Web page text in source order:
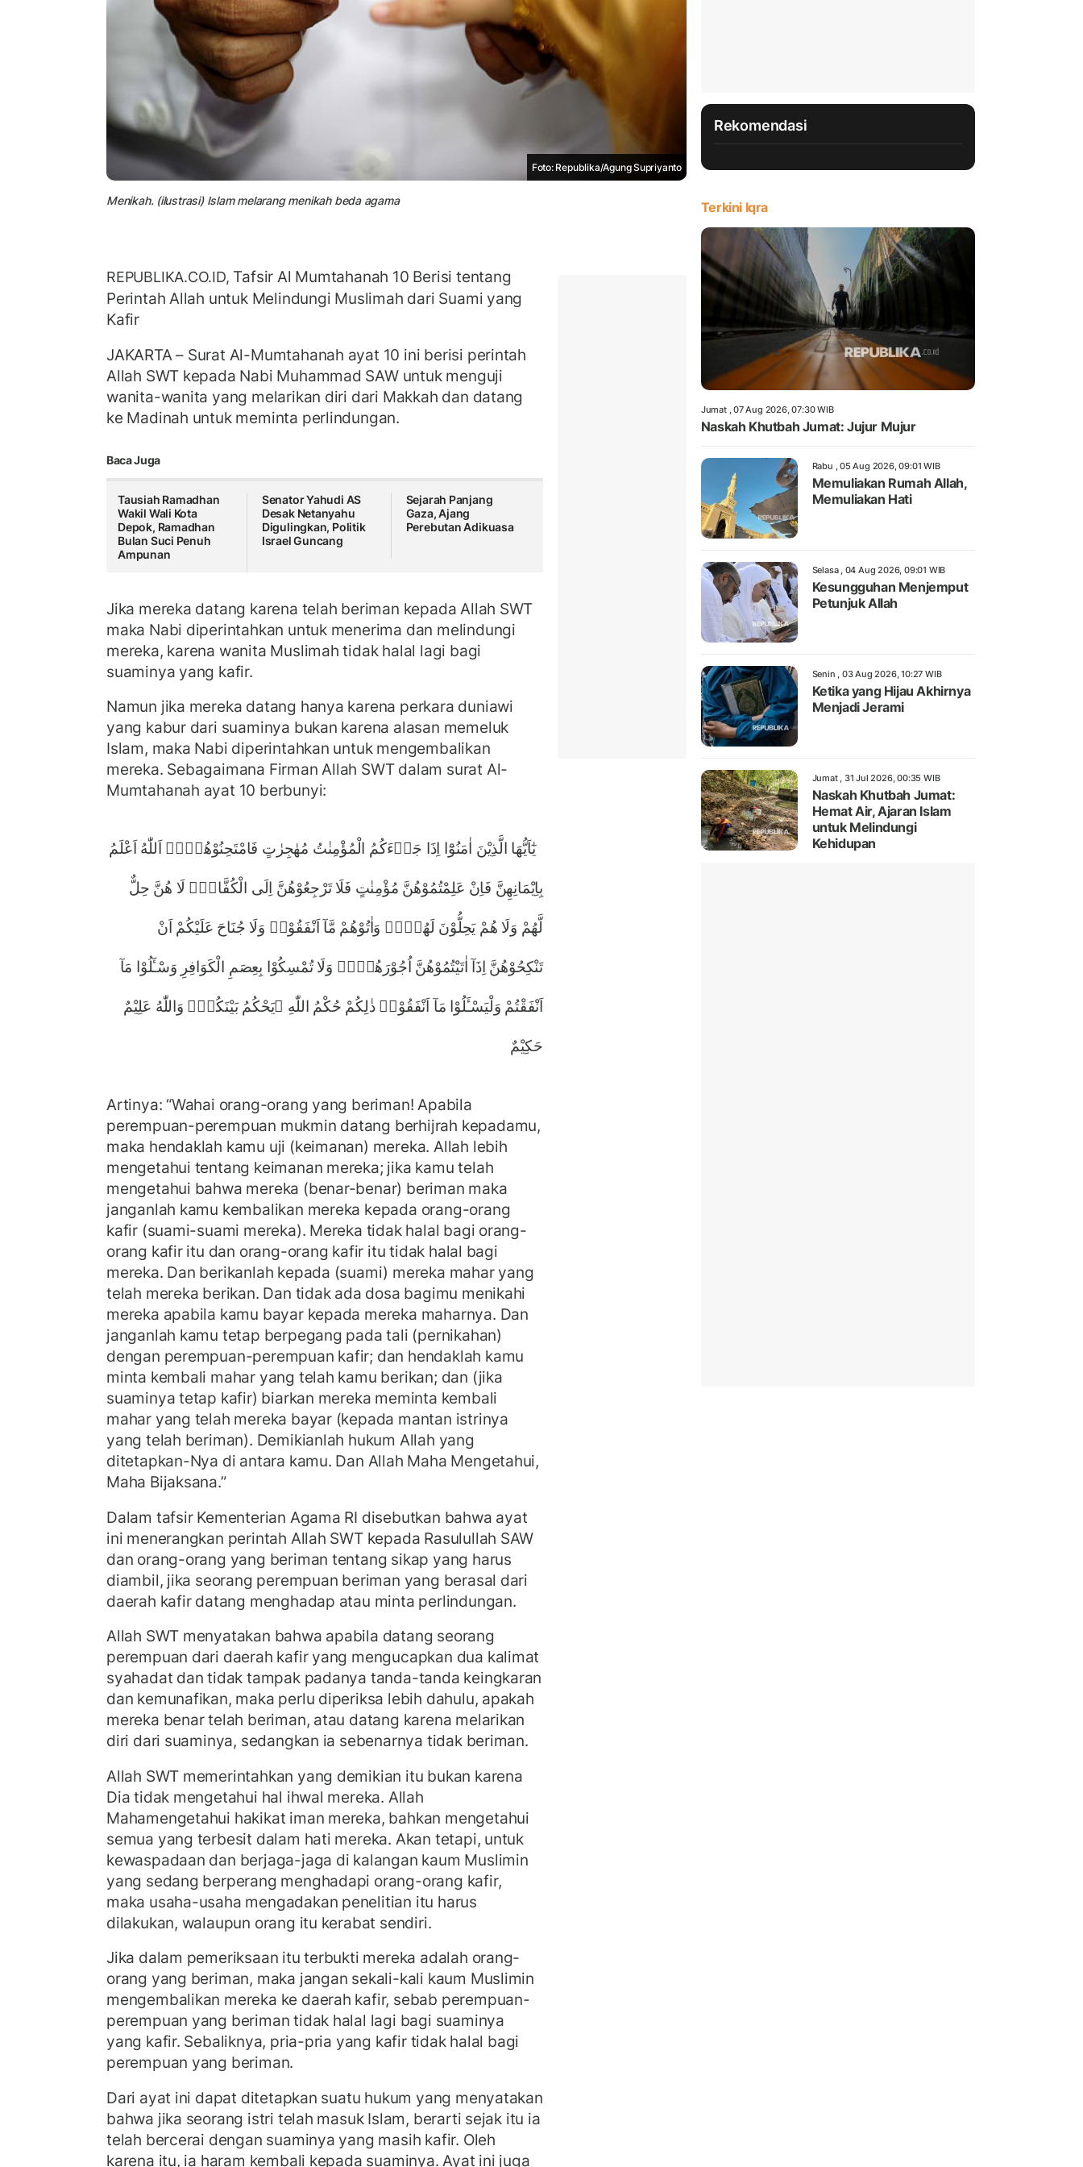
Foto: Republika/Agung Supriyanto
Menikah. (ilustrasi) Islam melarang menikah beda agama
REPUBLIKA.CO.ID, Tafsir Al Mumtahanah 10 Berisi tentang
Perintah Allah untuk Melindungi Muslimah dari Suami yang
Kafir
JAKARTA – Surat Al-Mumtahanah ayat 10 ini berisi perintah
Allah SWT kepada Nabi Muhammad SAW untuk menguji
wanita-wanita yang melarikan diri dari Makkah dan datang
ke Madinah untuk meminta perlindungan.
Baca Juga
Tausiah Ramadhan
Wakil Wali Kota
Depok, Ramadhan
Bulan Suci Penuh
Ampunan
Senator Yahudi AS
Desak Netanyahu
Digulingkan, Politik
Israel Guncang
Sejarah Panjang
Gaza, Ajang
Perebutan Adikuasa
Jika mereka datang karena telah beriman kepada Allah SWT
maka Nabi diperintahkan untuk menerima dan melindungi
mereka, karena wanita Muslimah tidak halal lagi bagi
suaminya yang kafir.
Namun jika mereka datang hanya karena perkara duniawi
yang kabur dari suaminya bukan karena alasan memeluk
Islam, maka Nabi diperintahkan untuk mengembalikan
mereka. Sebagaimana Firman Allah SWT dalam surat Al-
Mumtahanah ayat 10 berbunyi:
يٰٓاَيُّهَا الَّذِيْنَ اٰمَنُوْٓا اِذَا جَاۤءَكُمُ الْمُؤْمِنٰتُ مُهٰجِرٰتٍ فَامْتَحِنُوْهُنَّۗ اَللّٰهُ اَعْلَمُ
بِاِيْمَانِهِنَّ فَاِنْ عَلِمْتُمُوْهُنَّ مُؤْمِنٰتٍ فَلَا تَرْجِعُوْهُنَّ اِلَى الْكُفَّارِۗ لَا هُنَّ حِلٌّ
لَّهُمْ وَلَا هُمْ يَحِلُّوْنَ لَهُنَّۗ وَاٰتُوْهُمْ مَّآ اَنْفَقُوْاۗ وَلَا جُنَاحَ عَلَيْكُمْ اَنْ
تَنْكِحُوْهُنَّ اِذَآ اٰتَيْتُمُوْهُنَّ اُجُوْرَهُنَّۗ وَلَا تُمْسِكُوْا بِعِصَمِ الْكَوَافِرِ وَسْـَٔلُوْا مَآ
اَنْفَقْتُمْ وَلْيَسْـَٔلُوْا مَآ اَنْفَقُوْاۗ ذٰلِكُمْ حُكْمُ اللّٰهِ ۗيَحْكُمُ بَيْنَكُمْۗ وَاللّٰهُ عَلِيْمٌ
حَكِيْمٌ
Artinya: “Wahai orang-orang yang beriman! Apabila
perempuan-perempuan mukmin datang berhijrah kepadamu,
maka hendaklah kamu uji (keimanan) mereka. Allah lebih
mengetahui tentang keimanan mereka; jika kamu telah
mengetahui bahwa mereka (benar-benar) beriman maka
janganlah kamu kembalikan mereka kepada orang-orang
kafir (suami-suami mereka). Mereka tidak halal bagi orang-
orang kafir itu dan orang-orang kafir itu tidak halal bagi
mereka. Dan berikanlah kepada (suami) mereka mahar yang
telah mereka berikan. Dan tidak ada dosa bagimu menikahi
mereka apabila kamu bayar kepada mereka maharnya. Dan
janganlah kamu tetap berpegang pada tali (pernikahan)
dengan perempuan-perempuan kafir; dan hendaklah kamu
minta kembali mahar yang telah kamu berikan; dan (jika
suaminya tetap kafir) biarkan mereka meminta kembali
mahar yang telah mereka bayar (kepada mantan istrinya
yang telah beriman). Demikianlah hukum Allah yang
ditetapkan-Nya di antara kamu. Dan Allah Maha Mengetahui,
Maha Bijaksana.”
Dalam tafsir Kementerian Agama RI disebutkan bahwa ayat
ini menerangkan perintah Allah SWT kepada Rasulullah SAW
dan orang-orang yang beriman tentang sikap yang harus
diambil, jika seorang perempuan beriman yang berasal dari
daerah kafir datang menghadap atau minta perlindungan.
Allah SWT menyatakan bahwa apabila datang seorang
perempuan dari daerah kafir yang mengucapkan dua kalimat
syahadat dan tidak tampak padanya tanda-tanda keingkaran
dan kemunafikan, maka perlu diperiksa lebih dahulu, apakah
mereka benar telah beriman, atau datang karena melarikan
diri dari suaminya, sedangkan ia sebenarnya tidak beriman.
Allah SWT memerintahkan yang demikian itu bukan karena
Dia tidak mengetahui hal ihwal mereka. Allah
Mahamengetahui hakikat iman mereka, bahkan mengetahui
semua yang terbesit dalam hati mereka. Akan tetapi, untuk
kewaspadaan dan berjaga-jaga di kalangan kaum Muslimin
yang sedang berperang menghadapi orang-orang kafir,
maka usaha-usaha mengadakan penelitian itu harus
dilakukan, walaupun orang itu kerabat sendiri.
Jika dalam pemeriksaan itu terbukti mereka adalah orang-
orang yang beriman, maka jangan sekali-kali kaum Muslimin
mengembalikan mereka ke daerah kafir, sebab perempuan-
perempuan yang beriman tidak halal lagi bagi suaminya
yang kafir. Sebaliknya, pria-pria yang kafir tidak halal bagi
perempuan yang beriman.
Dari ayat ini dapat ditetapkan suatu hukum yang menyatakan
bahwa jika seorang istri telah masuk Islam, berarti sejak itu ia
telah bercerai dengan suaminya yang masih kafir. Oleh
karena itu, ia haram kembali kepada suaminya. Ayat ini juga
Rekomendasi
Terkini Iqra
Jumat , 07 Aug 2026, 07:30 WIB
Naskah Khutbah Jumat: Jujur Mujur
Rabu , 05 Aug 2026, 09:01 WIB
Memuliakan Rumah Allah,
Memuliakan Hati
Selasa , 04 Aug 2026, 09:01 WIB
Kesungguhan Menjemput
Petunjuk Allah
Senin , 03 Aug 2026, 10:27 WIB
Ketika yang Hijau Akhirnya
Menjadi Jerami
Jumat , 31 Jul 2026, 00:35 WIB
Naskah Khutbah Jumat:
Hemat Air, Ajaran Islam
untuk Melindungi
Kehidupan